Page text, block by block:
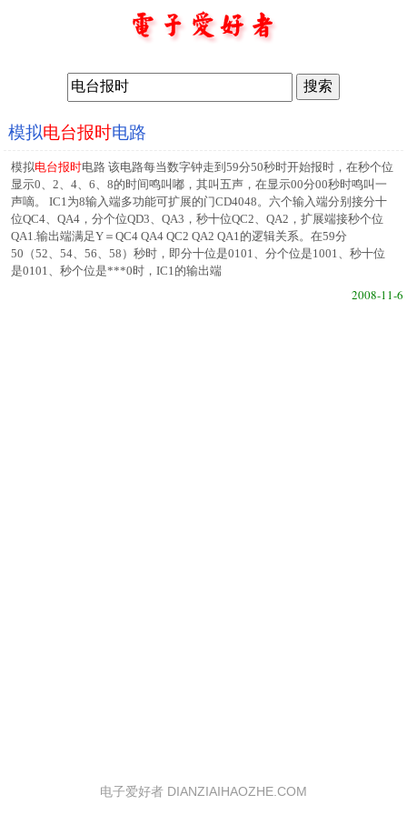
模拟电台报时电路
模拟电台报时电路 该电路每当数字钟走到59分50秒时开始报时，在秒个位
显示0、2、4、6、8的时间鸣叫嘟，其叫五声，在显示00分00秒时鸣叫一
声嘀。 IC1为8输入端多功能可扩展的门CD4048。六个输入端分别接分十
位QC4、QA4，分个位QD3、QA3，秒十位QC2、QA2，扩展端接秒个位
QA1.输出端满足Y＝QC4 QA4 QC2 QA2 QA1的逻辑关系。在59分
50（52、54、56、58）秒时，即分十位是0101、分个位是1001、秒十位
是0101、秒个位是***0时，IC1的输出端
2008-11-6
电子爱好者 DIANZIAIHAOZHE.COM